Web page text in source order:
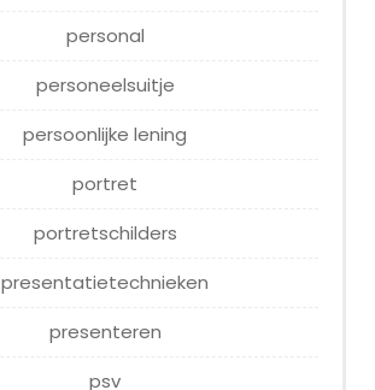
personal
personeelsuitje
persoonlijke lening
portret
portretschilders
presentatietechnieken
presenteren
psv